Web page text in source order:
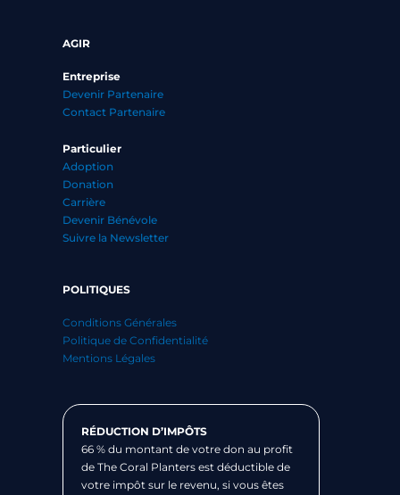
AGIR
Entreprise
Devenir Partenaire
Contact Partenaire
Particulier
Adoption
Donation
Carrière
Devenir Bénévole
Suivre la Newsletter
POLITIQUES
Conditions Générales
Politique de Confidentialité
Mentions Légales
RÉDUCTION D’IMPÔTS
66 % du montant de votre don au profit
de The Coral Planters est déductible de
votre impôt sur le revenu, si vous êtes